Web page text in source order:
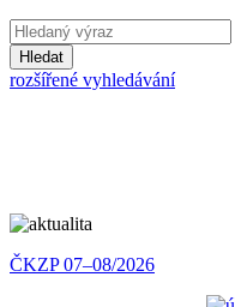
Hledat
rozšířené vyhledávání
ČKZP 07–08/2026